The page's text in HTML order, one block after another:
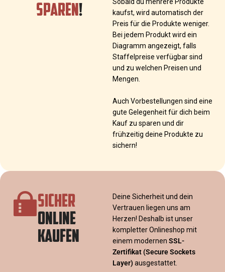
SPAREN!
kaufst, wird automatisch der
Preis für die Produkte weniger.
Bei jedem Produkt wird ein
Diagramm angezeigt, falls
Staffelpreise verfügbar sind
und zu welchen Preisen und
Mengen.
Auch Vorbestellungen sind eine
gute Gelegenheit für dich beim
Kauf zu sparen und dir
frühzeitig deine Produkte zu
sichern!
SICHER
ONLINE
KAUFEN
Deine Sicherheit und dein
Vertrauen liegen uns am
Herzen! Deshalb ist unser
kompletter Onlineshop mit
einem modernen SSL-
Zertifikat (Secure Sockets
Layer) ausgestattet.